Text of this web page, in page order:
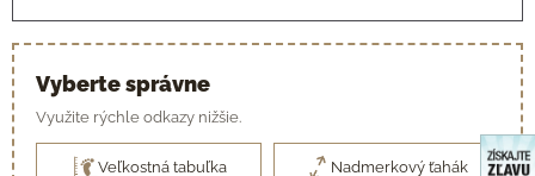
Vyberte správne
Využite rýchle odkazy nižšie.
Veľkostná tabuľka Nadmerkový ťahák